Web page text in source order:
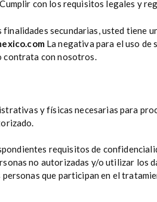
con los requisitos legales y
secundarias, usted tiene
La negativa para el uso de
contrata con nosotros.
y físicas necesarias para
requisitos de
no autorizadas y/o utilizar los
que participan en el